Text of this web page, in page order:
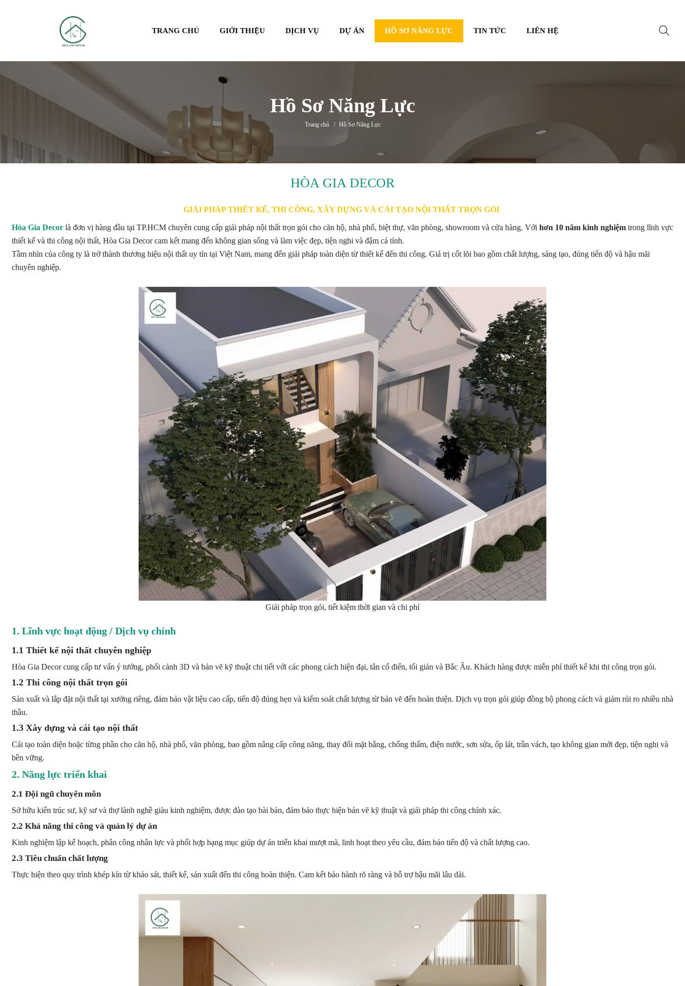
TRANG CHỦ GIỚI THIỆU DỊCH VỤ DỰ ÁN HỒ SƠ NĂNG LỰC TIN TỨC LIÊN HỆ
Hồ Sơ Năng Lực
Trang chủ / Hồ Sơ Năng Lực
HÒA GIA DECOR
GIẢI PHÁP THIẾT KẾ, THI CÔNG, XÂY DỰNG VÀ CẢI TẠO NỘI THẤT TRỌN GÓI
Hòa Gia Decor là đơn vị hàng đầu tại TP.HCM chuyên cung cấp giải pháp nội thất trọn gói cho căn hộ, nhà phố, biệt thự, văn phòng, showroom và cửa hàng. Với hơn 10 năm kinh nghiệmtrong lĩnh vực
thiết kế và thi công nội thất, Hòa Gia Decor cam kết mang đến không gian sống và làm việc đẹp, tiện nghi và đậm cá tính.
Tầm nhìn của công ty là trở thành thương hiệu nội thất uy tín tại Việt Nam, mang đến giải pháp toàn diện từ thiết kế đến thi công. Giá trị cốt lõi bao gồm chất lượng, sáng tạo, đúng tiến độ và hậu mãi
chuyên nghiệp.
Giải pháp trọn gói, tiết kiệm thời gian và chi phí
1. Lĩnh vực hoạt động / Dịch vụ chính
1.1 Thiết kế nội thất chuyên nghiệp
Hòa Gia Decor cung cấp tư vấn ý tưởng, phối cảnh 3D và bản vẽ kỹ thuật chi tiết với các phong cách hiện đại, tân cổ điển, tối giản và Bắc Âu. Khách hàng được miễn phí thiết kế khi thi công trọn gói.
1.2 Thi công nội thất trọn gói
Sản xuất và lắp đặt nội thất tại xưởng riêng, đảm bảo vật liệu cao cấp, tiến độ đúng hẹn và kiểm soát chất lượng từ bản vẽ đến hoàn thiện. Dịch vụ trọn gói giúp đồng bộ phong cách và giảm rủi ro nhiều nhà
thầu.
1.3 Xây dựng và cải tạo nội thất
Cải tạo toàn diện hoặc từng phần cho căn hộ, nhà phố, văn phòng, bao gồm nâng cấp công năng, thay đổi mặt bằng, chống thấm, điện nước, sơn sửa, ốp lát, trần vách, tạo không gian mới đẹp, tiện nghi và
bền vững.
2. Năng lực triển khai
2.1 Đội ngũ chuyên môn
Sở hữu kiến trúc sư, kỹ sư và thợ lành nghề giàu kinh nghiệm, được đào tạo bài bản, đảm bảo thực hiện bản vẽ kỹ thuật và giải pháp thi công chính xác.
2.2 Khả năng thi công và quản lý dự án
Kinh nghiệm lập kế hoạch, phân công nhân lực và phối hợp hạng mục giúp dự án triển khai mượt mà, linh hoạt theo yêu cầu, đảm bảo tiến độ và chất lượng cao.
2.3 Tiêu chuẩn chất lượng
Thực hiện theo quy trình khép kín từ khảo sát, thiết kế, sản xuất đến thi công hoàn thiện. Cam kết bảo hành rõ ràng và hỗ trợ hậu mãi lâu dài.